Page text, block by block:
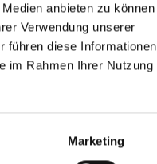
anbieten zu können
Verwendung unserer
führen diese Informationen
im Rahmen Ihrer Nutzung
Marketing